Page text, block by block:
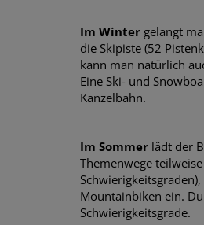
Im Winter gelangt
die Skipiste (52
kann man natürlich
Eine Ski- und
Kanzelbahn.
Im Sommer lädt der
Themenwege
Mountainbiken ein.
Schwierigkeitsgrade.